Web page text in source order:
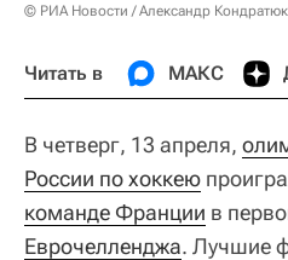
© РИА Новости / Александр Кондратюк
Читать в МАКС
В четверг, 13 апреля,
России по хоккею
команде Франции в
Еврочелленджа. Лучшие